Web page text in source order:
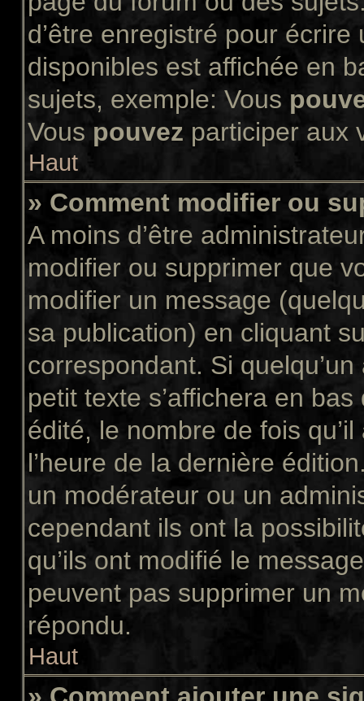
d’être enregistré pour
disponibles est affichée en
sujets, exemple: Vous
Vous pouvez participer aux
Haut
» Comment modifier ou
A moins d’être
modifier ou supprimer que
modifier un message
sa publication) en cliquant
correspondant. Si
petit texte s’affichera en
édité, le nombre de fois
l’heure de la dernière
un modérateur ou un
cependant ils ont la
qu’ils ont modifié le
peuvent pas supprimer un
répondu.
Haut